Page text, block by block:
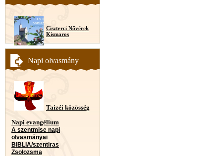
Ciszterci Nővérek
Kismaros
Napi olvasmány
Taizéi közösség
Napi evangélium
A szentmise napi
olvasmányai
BIBLIA/szentiras
Zsolozsma